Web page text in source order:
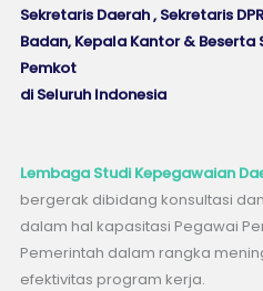
Sekretaris Daerah , Sekretaris
Badan, Kepala Kantor & Beserta
Pemkot
di Seluruh Indonesia
Lembaga Studi Kepegawaian
bergerak dibidang konsultasi
dalam hal kapasitasi Pegawai
Pemerintah dalam rangka
efektivitas program kerja.